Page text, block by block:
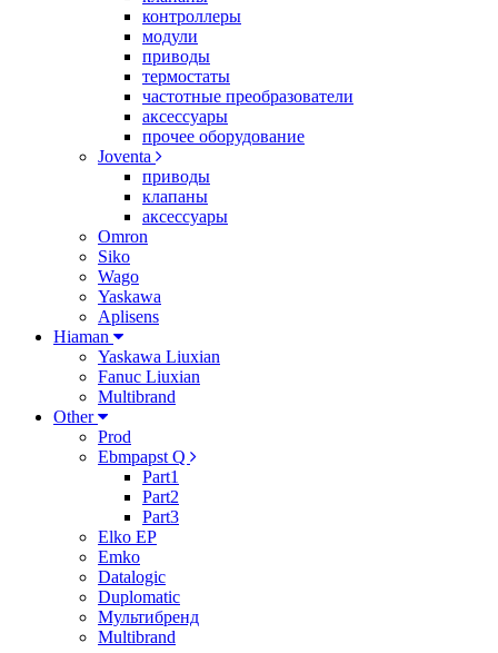
контроллеры
модули
приводы
термостаты
частотные преобразователи
аксессуары
прочее оборудование
Joventa
приводы
клапаны
аксессуары
Omron
Siko
Wago
Yaskawa
Aplisens
Hiaman
Yaskawa Liuxian
Fanuc Liuxian
Multibrand
Other
Prod
Ebmpapst Q
Part1
Part2
Part3
Elko EP
Emko
Datalogic
Duplomatic
Мультибренд
Multibrand